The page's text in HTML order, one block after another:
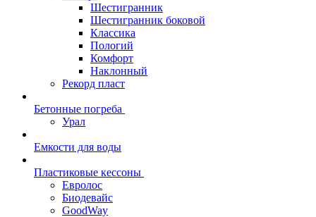
Шестигранник
Шестигранник боковой
Классика
Пологий
Комфорт
Наклонный
Рекорд пласт
Бетонные погреба
Урал
Емкости для воды
Пластиковые кессоны
Евролос
Биодевайс
GoodWay